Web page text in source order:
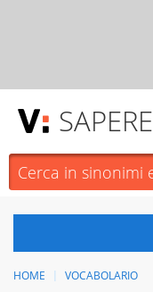
SAPERE
HOME VOCABOLARIO